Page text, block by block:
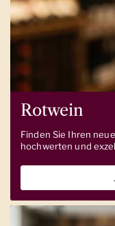
Rotwein
Finden Sie Ihren
hochwerten und